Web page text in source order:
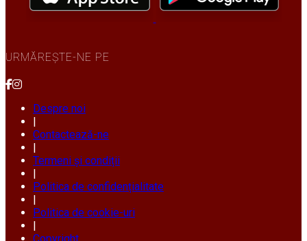
URMĂREȘTE-NE PE
Despre noi
|
Contactează-ne
|
Termeni și condiții
|
Politica de confidențialitate
|
Politica de cookie-uri
|